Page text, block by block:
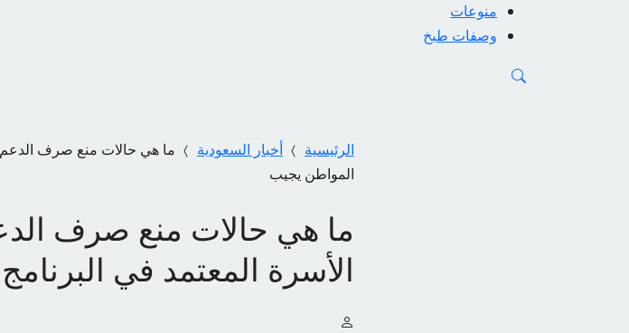
منوعات
وصفات طبخ
الرئيسية أخبار السعودية
ما هي حالات منع صرف الدعم
المواطن يجيب
ما هي حالات منع صرف
الأسرة المعتمد في